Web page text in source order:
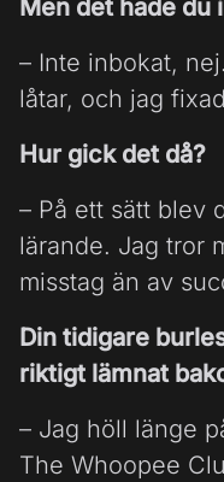
Men det hade du
– Inte inbokat,
låtar, och jag
Hur gick det då?
– På ett sätt blev
lärande. Jag tror
misstag än av
Din tidigare
riktigt lämnat
– Jag höll länge
The Whoopee